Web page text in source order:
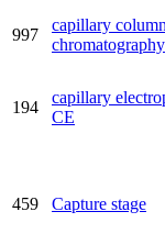
997
capillary
chromatography
194
capillary
CE
459 Capture stage